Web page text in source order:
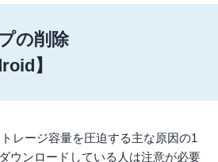
の削除
】
レージ容量を圧迫する主な原因の1
ウンロードしている人は注意が必要